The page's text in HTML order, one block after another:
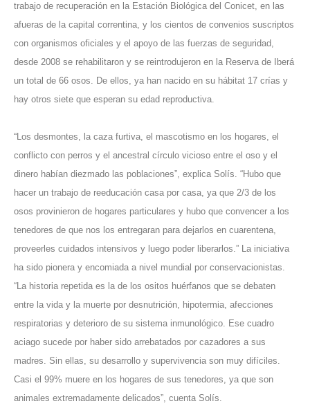
trabajo de recuperación en la Estación Biológica del Conicet, en las
afueras de la capital correntina, y los cientos de convenios suscriptos
con organismos oficiales y el apoyo de las fuerzas de seguridad,
desde 2008 se rehabilitaron y se reintrodujeron en la Reserva de Iberá
un total de 66 osos. De ellos, ya han nacido en su hábitat 17 crías y
hay otros siete que esperan su edad reproductiva.
“Los desmontes, la caza furtiva, el mascotismo en los hogares, el
conflicto con perros y el ancestral círculo vicioso entre el oso y el
dinero habían diezmado las poblaciones”, explica Solís. “Hubo que
hacer un trabajo de reeducación casa por casa, ya que 2/3 de los
osos provinieron de hogares particulares y hubo que convencer a los
tenedores de que nos los entregaran para dejarlos en cuarentena,
proveerles cuidados intensivos y luego poder liberarlos.” La iniciativa
ha sido pionera y encomiada a nivel mundial por conservacionistas.
“La historia repetida es la de los ositos huérfanos que se debaten
entre la vida y la muerte por desnutrición, hipotermia, afecciones
respiratorias y deterioro de su sistema inmunológico. Ese cuadro
aciago sucede por haber sido arrebatados por cazadores a sus
madres. Sin ellas, su desarrollo y supervivencia son muy difíciles.
Casi el 99% muere en los hogares de sus tenedores, ya que son
animales extremadamente delicados”, cuenta Solís.